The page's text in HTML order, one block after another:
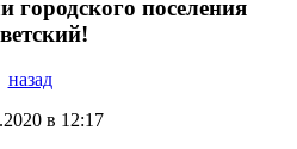
поселения
назад
в 12:17